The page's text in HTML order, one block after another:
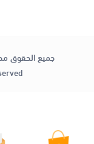
جميع الحقوق